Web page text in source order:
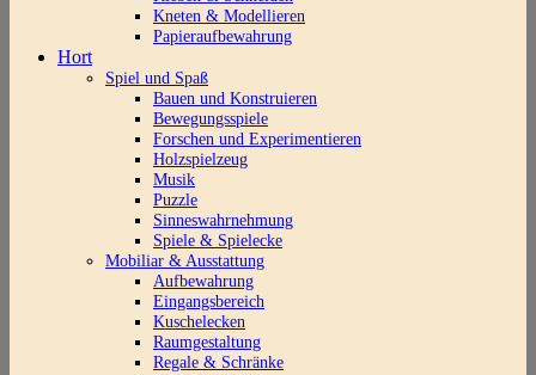
Kneten & Modellieren
Papieraufbewahrung
Hort
Spiel und Spaß
Bauen und Konstruieren
Bewegungsspiele
Forschen und Experimentieren
Holzspielzeug
Musik
Puzzle
Sinneswahrnehmung
Spiele & Spielecke
Mobiliar & Ausstattung
Aufbewahrung
Eingangsbereich
Kuschelecken
Raumgestaltung
Regale & Schränke